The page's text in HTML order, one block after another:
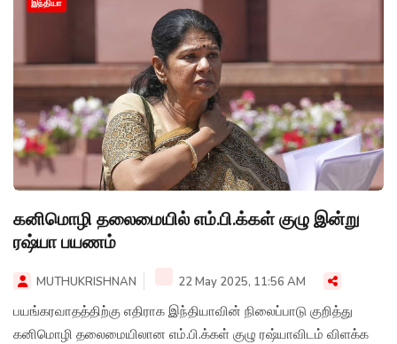
இந்தியா
கனிமொழி தலைமையில் எம்.பி.க்கள் குழு இன்று
ரஷ்யா பயணம்
MUTHUKRISHNAN 22 May 2025, 11:56 AM
பயங்கரவாதத்திற்கு எதிராக இந்தியாவின் நிலைப்பாடு குறித்து
கனிமொழி தலைமையிலான எம்.பி.க்கள் குழு ரஷ்யாவிடம் விளக்க